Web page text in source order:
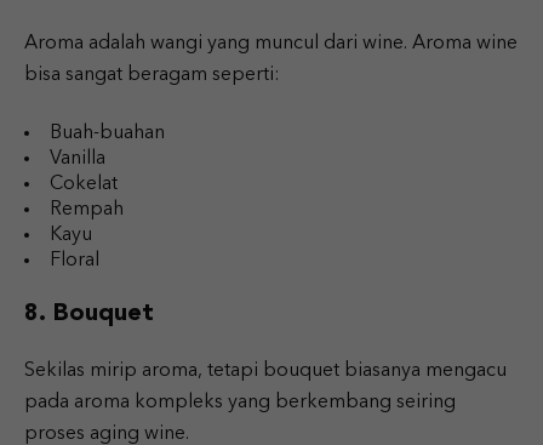
Aroma adalah wangi yang muncul dari wine. Aroma wine
bisa sangat beragam seperti:
Buah-buahan
Vanilla
Cokelat
Rempah
Kayu
Floral
8. Bouquet
Sekilas mirip aroma, tetapi bouquet biasanya mengacu
pada aroma kompleks yang berkembang seiring
proses aging wine.